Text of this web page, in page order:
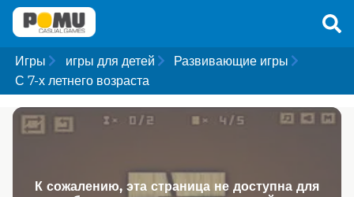
Игры игры для детей
Развивающие игры
С 7-х летнего возраста
К сожалению, эта страница не доступна для